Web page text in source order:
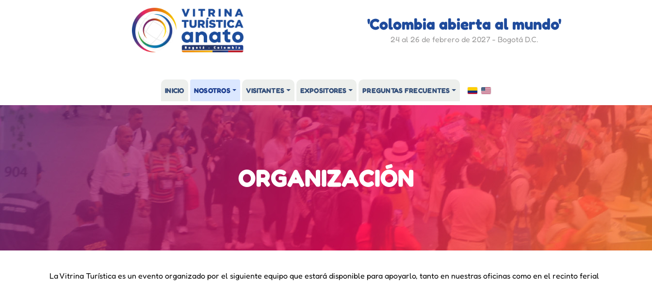
'Colombia abierta al mundo'
24 al 26 de febrero de 2027 - Bogotá D.C.
INICIO NOSOTROS VISITANTES EXPOSITORES PREGUNTAS FRECUENTES
ORGANIZACIÓN
La Vitrina Turística es un evento organizado por el siguiente equipo que estará disponible para apoyarlo, tanto en nuestras oficinas como en el recinto ferial